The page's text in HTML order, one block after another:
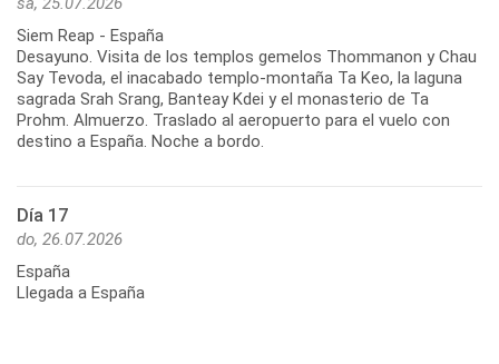
Siem Reap - España
Desayuno. Visita de los templos gemelos Thommanon y Chau
Say Tevoda, el inacabado templo-montaña Ta Keo, la laguna
sagrada Srah Srang, Banteay Kdei y el monasterio de Ta
Prohm. Almuerzo. Traslado al aeropuerto para el vuelo con
destino a España. Noche a bordo.
Día 17
do, 26.07.2026
España
Llegada a España